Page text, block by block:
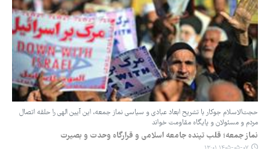
حجت‌الاسلام جوکار با تشریح ابعاد عبادی و سیاسی نماز جمعه، این آیین الهی را حلقه اتصال
مردم و مسئولان و پایگاه مقاومت خواند
نماز جمعه؛ قلب تپنده جامعه اسلامی و قرارگاه وحدت و بصیرت